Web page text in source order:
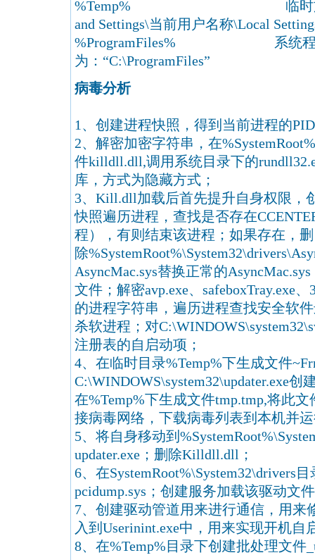
%Temp% 临时文件夹，
and Settings\当前用户名称\Local
%ProgramFiles% 系统程序
为：“C:\ProgramFiles”
病毒分析
1、创建进程快照，得到当前进程的
2、解密加密字符串，在
件killdll.dll,调用系统目录下的
库，方式为隐藏方式；
3、Kill.dll加载后首先提升自身权限，
快照遍历进程，查找是否存在
程），有则结束该进程；如果存在，删
除
AsyncMac.sys替换正常的
文件；解密avp.exe、safeboxTray.exe
的进程字符串，遍历进程查找安全软
杀软进程；对
注册表的自启动项；
4、在临时目录%Temp%下生成文件
C:\WINDOWS\system32\updater.exe
在%Temp%下生成文件tmp.tmp,将此
接病毒网络，下载病毒列表到本机并
5、将自身移动到
updater.exe；删除Killdll.dll；
6、在SystemRoot%\System32\drivers
pcidump.sys；创建服务加载该驱动文
7、创建驱动管道用来进行通信，用来
入到Userinint.exe中，用来实现开机自
8、在%Temp%目录下创建批处理文件